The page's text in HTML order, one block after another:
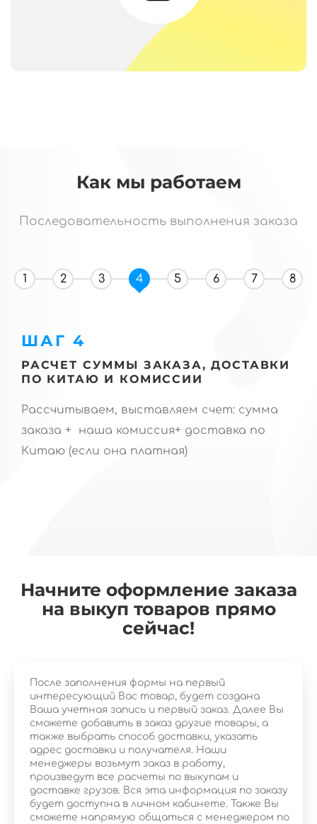
Как мы работаем
Последовательность выполнения заказа
1 2 3 4 5 6 7 8
ШАГ 4
РАСЧЕТ СУММЫ ЗАКАЗА, ДОСТАВКИ
ПО КИТАЮ И КОМИССИИ
Рассчитываем, выставляем счет: сумма
заказа + наша комиссия+ доставка по
Китаю (если она платная)
Начните оформление заказа
на выкуп товаров прямо
сейчас!
После заполнения формы на первый
интересующий Вас товар, будет создана
Ваша учетная запись и первый заказ. Далее Вы
сможете добавить в заказ другие товары, а
также выбрать способ доставки, указать
адрес доставки и получателя. Наши
менеджеры возьмут заказ в работу,
произведут все расчеты по выкупам и
доставке грузов. Вся эта информация по заказу
будет доступна в личном кабинете. Также Вы
сможете напрямую общаться с менеджером по